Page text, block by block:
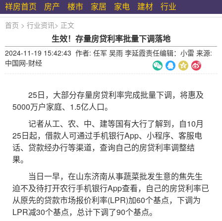
祥房首页 房产 楼市 家居 家电 建材 行业
首页 > 行业资讯> 正文
生效！存量房贷利率批量下调落地
2024-11-19 15:42:43 作者: 任军 吴雨 李延霞责任编辑：小雷 来源:
中国网-财经
25日，大部分存量房贷利率完成批量下调，将惠及
5000万户家庭、1.5亿人口。
记者从工、农、中、建等国有大行了解到，自10月
25日起，借款人可通过手机银行App、小程序、客服电
话、贷款经办行等渠道，查询自己的房贷利率调整结
果。
当日一早，在山东济南从事蔬菜批发生意的焦先生
迫不及待打开农行手机银行App查看，自己的房贷利率已
从原先的贷款市场报价利率(LPR)加60个基点，下调为
LPR减30个基点，总计下调了90个基点。